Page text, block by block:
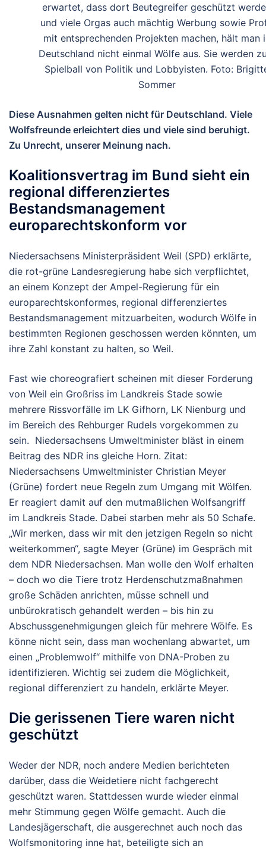
erwartet, dass dort Beutegreifer geschützt
und viele Orgas auch mächtig Werbung sowie
mit entsprechenden Projekten machen, hält man
Deutschland nicht einmal Wölfe aus. Sie werden
Spielball von Politik und Lobbyisten. Foto:
Sommer
Diese Ausnahmen gelten nicht für Deutschland. Viele
Wolfsfreunde erleichtert dies und viele sind beruhigt.
Zu Unrecht, unserer Meinung nach.
Koalitionsvertrag im Bund sieht ein
regional differenziertes
Bestandsmanagement
europarechtskonform vor
Niedersachsens Ministerpräsident Weil (SPD) erklärte,
die rot-grüne Landesregierung habe sich verpflichtet,
an einem Konzept der Ampel-Regierung für ein
europarechtskonformes, regional differenziertes
Bestandsmanagement mitzuarbeiten, wodurch Wölfe in
bestimmten Regionen geschossen werden könnten, um
ihre Zahl konstant zu halten, so Weil.
Fast wie choreografiert scheinen mit dieser Forderung
von Weil ein Großriss im Landkreis Stade sowie
mehrere Rissvorfälle im LK Gifhorn, LK Nienburg und
im Bereich des Rehburger Rudels vorgekommen zu
sein. Niedersachsens Umweltminister bläst in einem
Beitrag des NDR ins gleiche Horn. Zitat:
Niedersachsens Umweltminister Christian Meyer
(Grüne) fordert neue Regeln zum Umgang mit Wölfen.
Er reagiert damit auf den mutmaßlichen Wolfsangriff
im Landkreis Stade. Dabei starben mehr als 50 Schafe.
„Wir merken, dass wir mit den jetzigen Regeln so nicht
weiterkommen“, sagte Meyer (Grüne) im Gespräch mit
dem NDR Niedersachsen. Man wolle den Wolf erhalten
– doch wo die Tiere trotz Herdenschutzmaßnahmen
große Schäden anrichten, müsse schnell und
unbürokratisch gehandelt werden – bis hin zu
Abschussgenehmigungen gleich für mehrere Wölfe. Es
könne nicht sein, dass man wochenlang abwartet, um
einen „Problemwolf“ mithilfe von DNA-Proben zu
identifizieren. Wichtig sei zudem die Möglichkeit,
regional differenziert zu handeln, erklärte Meyer.
Die gerissenen Tiere waren nicht
geschützt
Weder der NDR, noch andere Medien berichteten
darüber, dass die Weidetiere nicht fachgerecht
geschützt waren. Stattdessen wurde wieder einmal
mehr Stimmung gegen Wölfe gemacht. Auch die
Landesjägerschaft, die ausgerechnet auch noch das
Wolfsmonitoring inne hat, beteiligte sich an